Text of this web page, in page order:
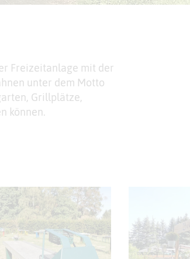
Freizeitanlage mit der
unter dem Motto
Grillplätze,
können.